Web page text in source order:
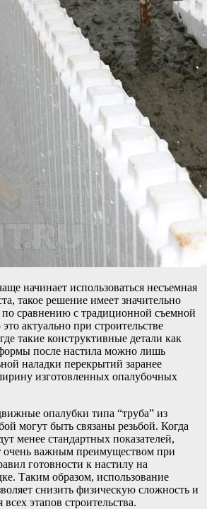
начинает использоваться несъемная
такое решение имеет значительно
сравнению с традиционной съемной
актуально при строительстве
такие конструктивные детали как
после настила можно лишь
наладки перекрытий заранее
изготовленных опалубочных
опалубки типа “труба” из
могут быть связаны резьбой. Когда
менее стандартных показателей,
очень важным преимуществом при
готовности к настилу на
Таким образом, использование
снизить физическую сложность и
этапов строительства.